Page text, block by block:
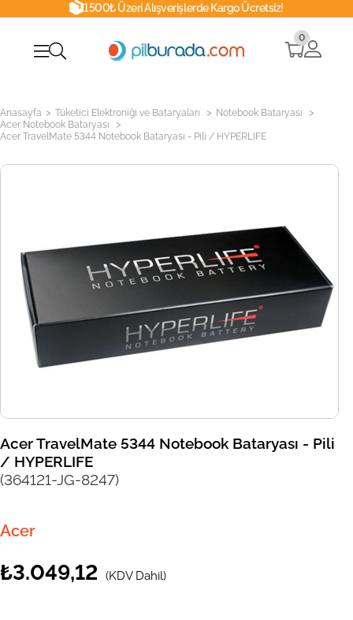
1500₺ Üzeri Alışverişlerde Kargo Ücretsiz!
0
Anasayfa > Tüketici Elektroniği ve Bataryaları > Notebook Bataryası >
Acer Notebook Bataryası >
Acer TravelMate 5344 Notebook Bataryası - Pili / HYPERLIFE
Acer TravelMate 5344 Notebook Bataryası - Pili
/ HYPERLIFE
(364121-JG-8247)
Acer
₺3.049,12 (KDV Dahil)